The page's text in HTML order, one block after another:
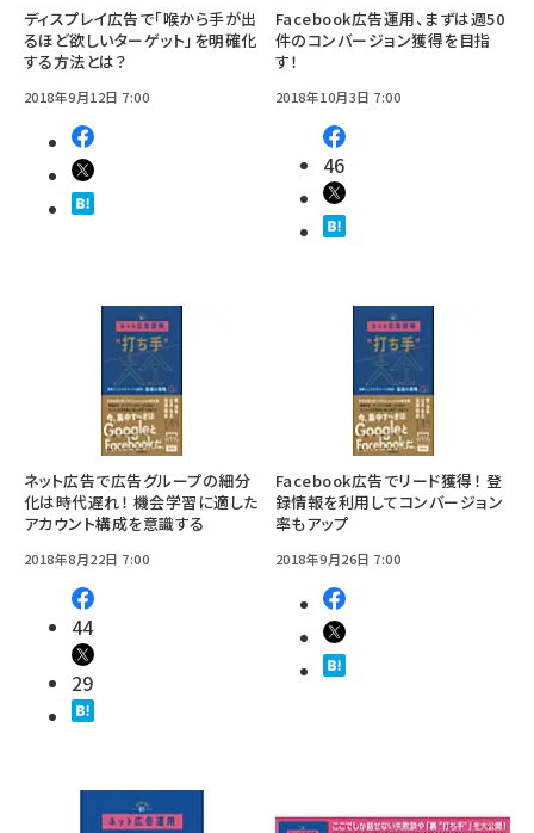
ディスプレイ広告で「喉から手が出
るほど欲しいターゲット」を明確化
する方法とは？
2018年9月12日 7:00
Facebook広告運用、まずは週50
件のコンバージョン獲得を目指
す！
2018年10月3日 7:00
46
ネット広告で広告グループの細分
化は時代遅れ！ 機会学習に適した
アカウント構成を意識する
2018年8月22日 7:00
44
29
Facebook広告でリード獲得！ 登
録情報を利用してコンバージョン
率もアップ
2018年9月26日 7:00